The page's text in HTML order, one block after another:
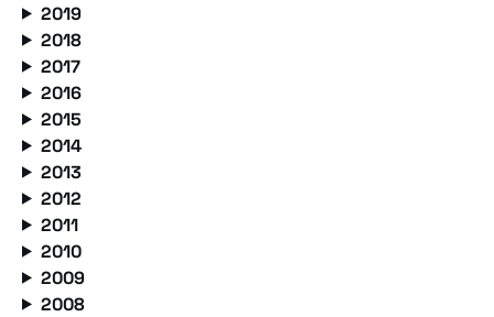
2019
2018
2017
2016
2015
2014
2013
2012
2011
2010
2009
2008